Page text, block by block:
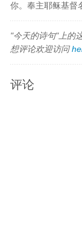
你。奉主耶稣基督
"今天的诗句"上的
想评论欢迎访问
评论